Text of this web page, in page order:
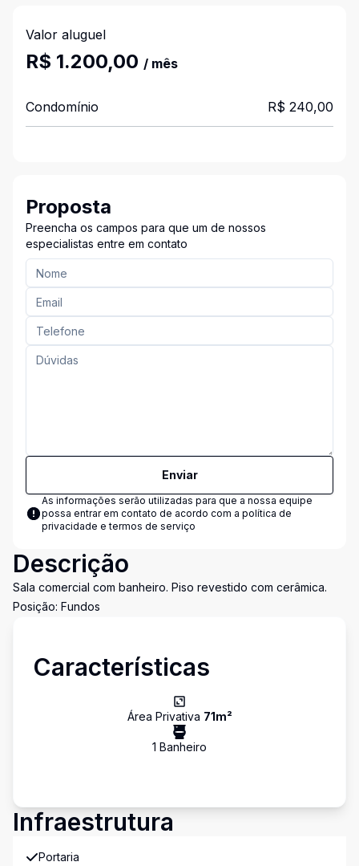
Valor aluguel
R$ 1.200,00 / mês
Condomínio R$ 240,00
Proposta
Preencha os campos para que um de nossos
especialistas entre em contato
Enviar
As informações serão utilizadas para que a nossa equipe
possa entrar em contato de acordo com a política de
privacidade e termos de serviço
Descrição
Sala comercial com banheiro. Piso revestido com cerâmica.
Posição: Fundos
Características
Área Privativa 71m²
1 Banheiro
Infraestrutura
Portaria